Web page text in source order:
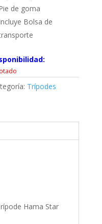
de goma
Bolsa de
Trípodes
Hama Star